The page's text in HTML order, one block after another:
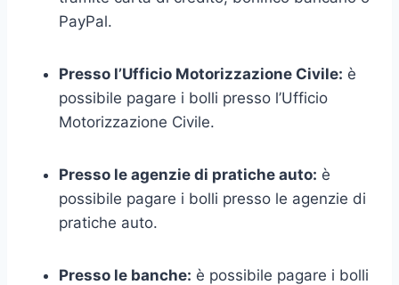
PayPal.
Presso l’Ufficio Motorizzazione Civile: è
possibile pagare i bolli presso l’Ufficio
Motorizzazione Civile.
Presso le agenzie di pratiche auto: è
possibile pagare i bolli presso le agenzie di
pratiche auto.
Presso le banche: è possibile pagare i bolli